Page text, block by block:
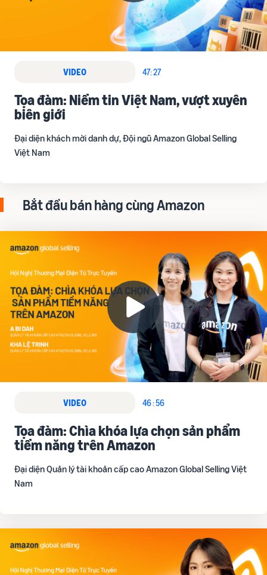
VIDEO 47: 27
Tọa đàm: Niềm tin Việt Nam, vượt xuyên
biên giới
Đại diện khách mời danh dự, Đội ngũ Amazon Global Selling
Việt Nam
Bắt đầu bán hàng cùng Amazon
VIDEO 46 : 56
Tọa đàm: Chìa khóa lựa chọn sản phẩm
tiềm năng trên Amazon
Đại diện Quản lý tài khoản cấp cao Amazon Global Selling Việt
Nam